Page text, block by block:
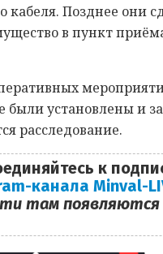
кабеля. Позднее они
в пункт
были установлены и
расследование.
к
канала Minval-
там